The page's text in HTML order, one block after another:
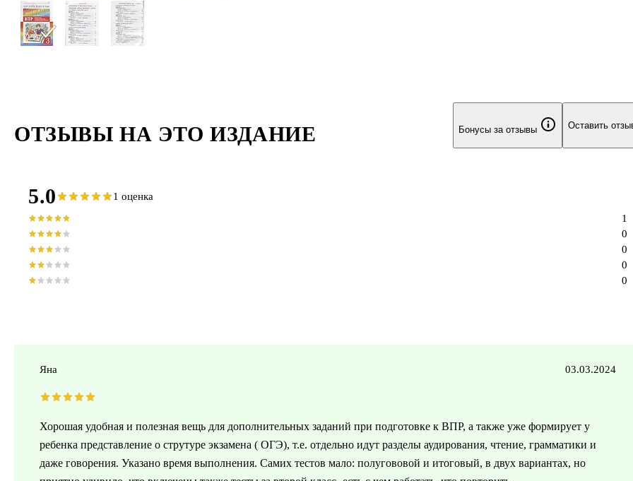
ОТЗЫВЫ НА ЭТО ИЗДАНИЕ Бонусы за отзывы Оставить
5.0 1 оценка
0
0
0
0
1
Яна 03.03.2024
Хорошая удобная и полезная вещь для дополнительных заданий при подготовке к ВПР, а также уже формирует у
ребенка представление о струтуре экзамена ( ОГЭ), т.е. отдельно идут разделы аудирования, чтение, грамматики и
даже говорения. Указано время выполнения. Самих тестов мало: полугововой и итоговый, в двух вариантах, но